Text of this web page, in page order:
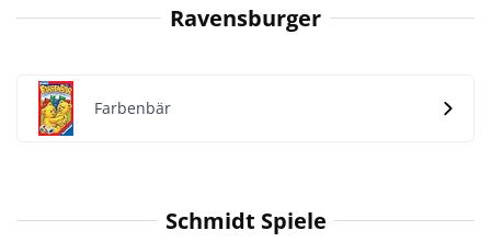
Ravensburger
Farbenbär
Schmidt Spiele